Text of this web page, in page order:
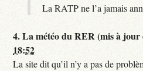
La RATP ne l’a jamais
4.La météo du RER (mis à
18:52
La site dit qu’il n’y a pas de